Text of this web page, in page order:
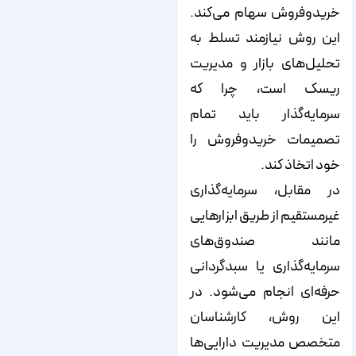
خریدوفروش سهام می‌کند.
این روش نیازمند تسلط به
تحلیل‌های بازار و مدیریت
ریسک است، چرا که
سرمایه‌گذار باید تمام
تصمیمات خریدوفروش را
خود اتخاذ کند.
در مقابل، سرمایه‌گذاری
غیرمستقیم از طریق ابزارهایی
مانند صندوق‌های
سرمایه‌گذاری یا سبدگردانی
حرفه‌ای انجام می‌شود. در
این روش، کارشناسان
متخصص مدیریت دارایی‌ها